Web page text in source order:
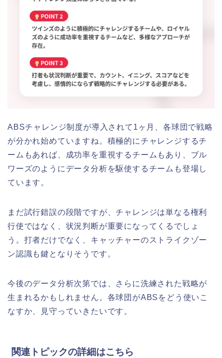
ABSチャレンジ制度が導入されて1ヶ月、各球団で戦略
が分かれ始めていますね。積極的にチャレンジするチ
ームもあれば、成功率を重視するチームもあり、ブル
ワーズのようにデータ分析を駆使するチームも登場し
ています。
まだ試行錯誤の段階ですが、チャレンジは単なる権利
行使ではなく、状況判断が重要になってくるでしょ
う。打者だけでなく、キャッチャーのストライクゾー
ン認識も鍵となりそうです。
今後のデータ分析次第では、さらに洗練された戦略が
生まれるかもしれません。各球団がABSをどう使いこ
なすか、見守っていきたいです。
関連トピックの詳細はこちら